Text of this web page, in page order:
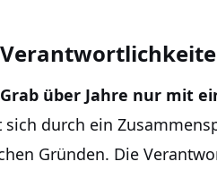
über Jahre nur mit
sich durch ein
Gründen. Die